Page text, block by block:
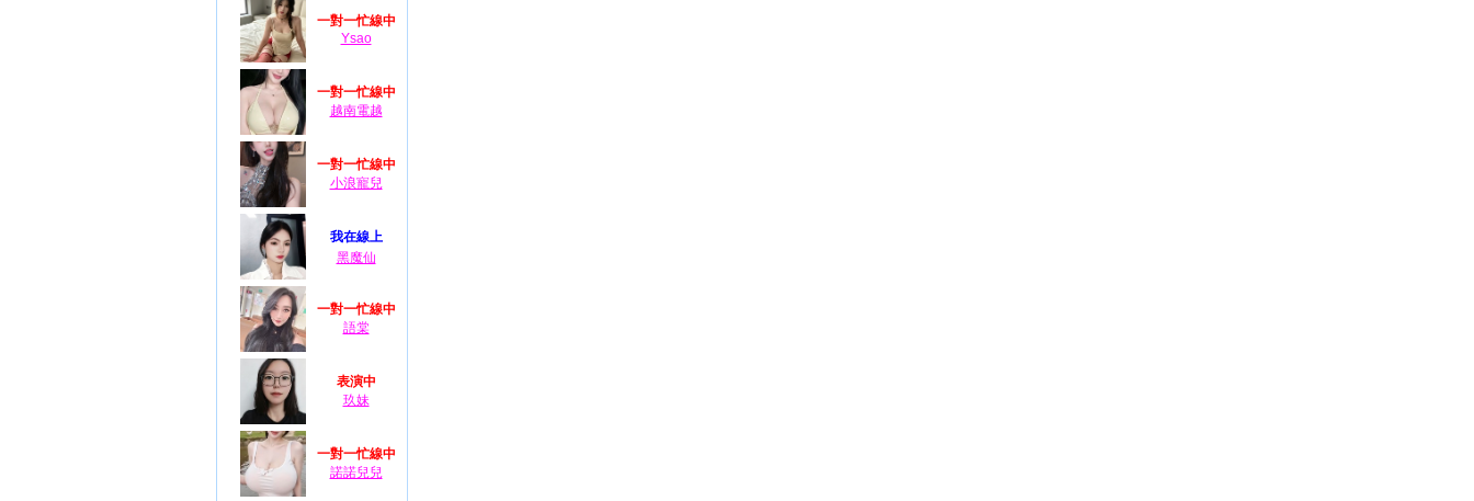
一對一忙線中
Ysao
一對一忙線中
越南電越
一對一忙線中
小浪寵兒
我在線上
黑魔仙
一對一忙線中
語棠
表演中
玖妹
一對一忙線中
諾諾兒兒